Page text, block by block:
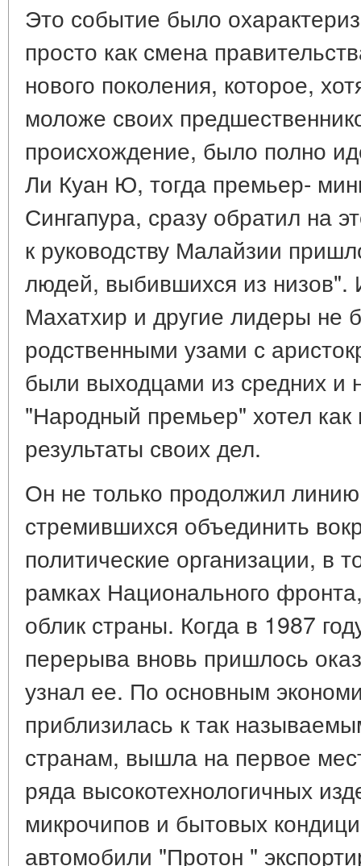
Это событие было
просто как смена
нового поколения, которое,
моложе своих
происхождение, было полно
Ли Куан Ю, тогда премьер-
Сингапура, сразу обратил на
к руководству Малайзии
людей, выбившихся из низов".
Махатхир и другие лидеры не
родственными узами с
были выходцами из средних и
"Народный премьер" хотел
результаты своих дел.
Он не только продолжил
стремившихся объединить
политические организации, в
рамках Национального
облик страны. Когда в 1987
перерыва вновь пришлось
узнал ее. По основным
приблизилась к так
странам, вышла на первое
ряда высокотехнологичных
микрочипов и бытовых
автомобили "Протон "